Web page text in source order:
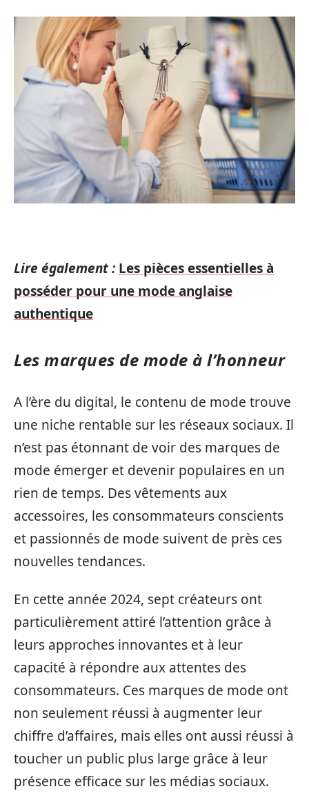
Lire également : Les pièces essentielles à
posséder pour une mode anglaise
authentique
Les marques de mode à l’honneur
A l’ère du digital, le contenu de mode trouve
une niche rentable sur les réseaux sociaux. Il
n’est pas étonnant de voir des marques de
mode émerger et devenir populaires en un
rien de temps. Des vêtements aux
accessoires, les consommateurs conscients
et passionnés de mode suivent de près ces
nouvelles tendances.
En cette année 2024, sept créateurs ont
particulièrement attiré l’attention grâce à
leurs approches innovantes et à leur
capacité à répondre aux attentes des
consommateurs. Ces marques de mode ont
non seulement réussi à augmenter leur
chiffre d’affaires, mais elles ont aussi réussi à
toucher un public plus large grâce à leur
présence efficace sur les médias sociaux.